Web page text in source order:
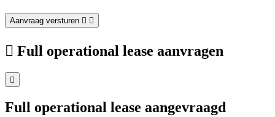
Aanvraag versturen
Full operational lease aanvragen
Full operational lease aangevraagd